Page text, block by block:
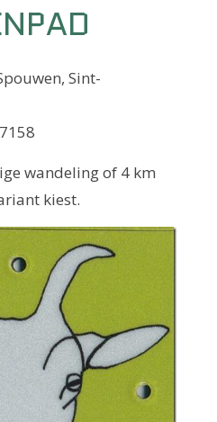
Sint-
wandeling of 4 km
kiest.